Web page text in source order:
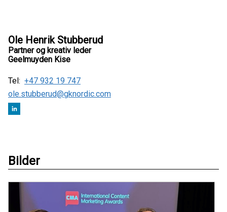
Ole Henrik Stubberud
Partner og kreativ leder
Geelmuyden Kise
Tel: +47 932 19 747
ole.stubberud@gknordic.com
Bilder